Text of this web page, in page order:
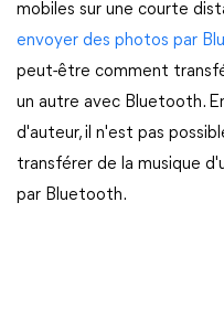
mobiles sur une courte
envoyer des photos par
peut-être comment
un autre avec Bluetooth.
d'auteur, il n'est pas
transférer de la musique
par Bluetooth.